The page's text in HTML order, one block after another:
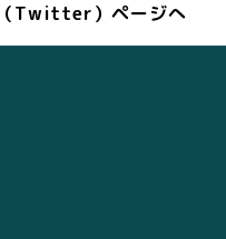
Twitter）ページへ